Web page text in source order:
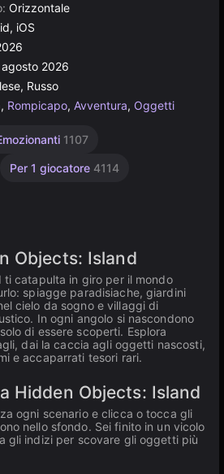
Orizzontale
iOS
agosto 2026
Russo
, Rompicapo, Avventura, Oggetti
1107
Per 1 giocatore 4114
Objects: Island
ti catapulta in giro per il mondo
spiagge paradisiache, giardini
cielo da sogno e villaggi di
In ogni angolo si nascondono
di essere scoperti. Esplora
dai la caccia agli oggetti nascosti,
e accaparrati tesori rari.
Hidden Objects: Island
ogni scenario e clicca o tocca gli
nello sfondo. Sei finito in un vicolo
gli indizi per scovare gli oggetti più